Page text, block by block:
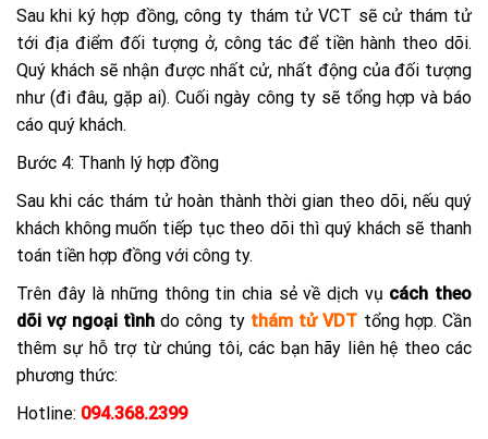
Sau khi ký hợp đồng, công ty thám tử VCT sẽ cử thám tử
tới địa điểm đối tượng ở, công tác để tiền hành theo dõi.
Quý khách sẽ nhận được nhất cử, nhất động của đối tượng
như (đi đâu, gặp ai). Cuối ngày công ty sẽ tổng hợp và báo
cáo quý khách.
Bước 4: Thanh lý hợp đồng
Sau khi các thám tử hoàn thành thời gian theo dõi, nếu quý
khách không muốn tiếp tục theo dõi thì quý khách sẽ thanh
toán tiền hợp đồng với công ty.
Trên đây là những thông tin chia sẻ về dịch vụ cách theo
dõi vợ ngoại tình do công ty thám tử VDT tổng hợp. Cần
thêm sự hỗ trợ từ chúng tôi, các bạn hãy liên hệ theo các
phương thức:
Hotline: 094.368.2399